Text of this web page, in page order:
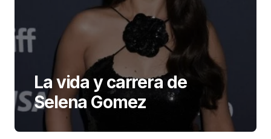
La vida y carrera de
Selena Gomez